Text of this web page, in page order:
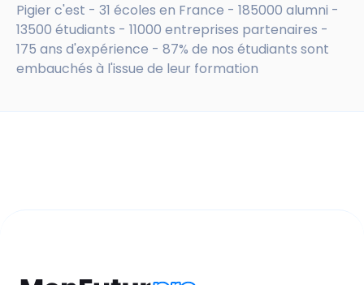
Pigier c'est - 31 écoles en France - 185000 alumni -
13500 étudiants - 11000 entreprises partenaires -
175 ans d'expérience - 87% de nos étudiants sont
embauchés à l'issue de leur formation